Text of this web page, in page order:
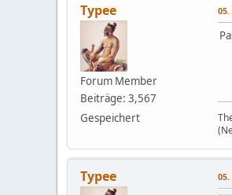
Typee
Forum Member
Beiträge: 3,567
Gespeichert
Typee